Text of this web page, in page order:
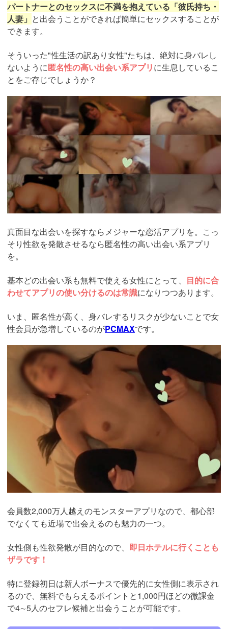
パートナーとのセックスに不満を抱えている「彼氏持ち・
人妻」 と出会うことができれば簡単にセックスすることが
できます。
そういった"性生活の訳あり女性"たちは、絶対に身バレし
ないように匿名性の高い出会い系アプリに生息しているこ
とをご存じでしょうか？
https://pcmax.jp/lp/?
ad_id=rm327007
真面目な出会いを探すならメジャーな恋活アプリを。こっ
そり性欲を発散させるなら匿名性の高い出会い系アプリ
を。
基本どの出会い系も無料で使える女性にとって、 目的に合
わせてアプリの使い分けるのは常識になりつつあります。
いま、匿名性が高く、身バレするリスクが少ないことで女
性会員が急増しているのがPCMAXです。
https://pcmax.jp/lp/?
ad_id=rm327007
会員数2,000万人越えのモンスターアプリなので、都心部
でなくても近場で出会えるのも魅力の一つ。
女性側も性欲発散が目的なので、 即日ホテルに行くことも
ザラです！
特に登録初日は新人ボーナスで優先的に女性側に表示され
るので、無料でもらえるポイントと1,000円ほどの微課金
で4∼5人のセフレ候補と出会うことが可能です。